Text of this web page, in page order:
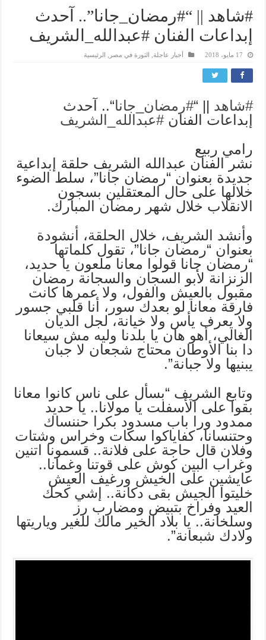
#شاهد || “#رمضان_جانا”.. آحدث
إبداعات الفنان #عبدالله_الشريف
17 مايو، 2018 أخبار عاجلة الثورة في مصر الرئيسية
#شاهد || “
#رمضان_جانا“.. آحدث
إبداعات الفنان#عبدالله_الشريف
رامي ربيع
نشر الفنان عبدالله الشريف حلقة إبداعية
جديدة بعنوان “رمضان جانا”، سلط الضوء
خلالها على حال المعتقلين بسجون
الانقلاب خلال شهر رمضان المبارك.
وأنشد الشريف، خلال الحلقة، أنشودة
بعنوان “رمضان جانا”، تقول كلماتها
“رمضان جانا قولوا معانا ملعون يا حديد،
الزنزانة لأبو السجان والسجانة رمضان
مقبول بالعيش والفول، ولا عمرها كانت
فارقة معانا لو بعدك سور، أنا قلبي جسور
ولا يعرف يأس ولا خيانة، لجل الديان
الغالي، أهو هان يا بلدنا وليه مش سيعانا
دا بنا الأوطان محتاج شجعان لا جبان
يبنيها ولا جبانة”.
وتابع الشريف “بسأل على ناس كانوا معانا
بقوا على الأسفلت يا مولانا.. يا حديد
ممدود ورا باب مسدود بكرا حننساك
وحتنسانا، كفاياكوا سكات وخراس وشتات
وفلان قال حاجة على فلانة.. قسمونا اتنين
وغراب البين كوش على قوتنا وغمانا..
عايشين على الخيش ورغيف العيش
خليتوا الجيش بقى دكانة.. إشي كحك
العيد وفراخ بتبيض ومضارب رز
وسلخانة.. يا بلاد الخير مالك للغير وياريتها
ولادك شبعانة”.